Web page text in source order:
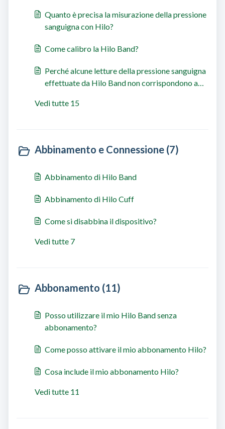
Quanto è precisa la misurazione della pressione
sanguigna con Hilo?
Come calibro la Hilo Band?
Perché alcune letture della pressione sanguigna
effettuate da Hilo Band non corrispondono a
Vedi tutte 15
Abbinamento e Connessione (7)
Abbinamento di Hilo Band
Abbinamento di Hilo Cuff
Come si disabbina il dispositivo?
Vedi tutte 7
Abbonamento (11)
Posso utilizzare il mio Hilo Band senza
abbonamento?
Come posso attivare il mio abbonamento Hilo?
Cosa include il mio abbonamento Hilo?
Vedi tutte 11